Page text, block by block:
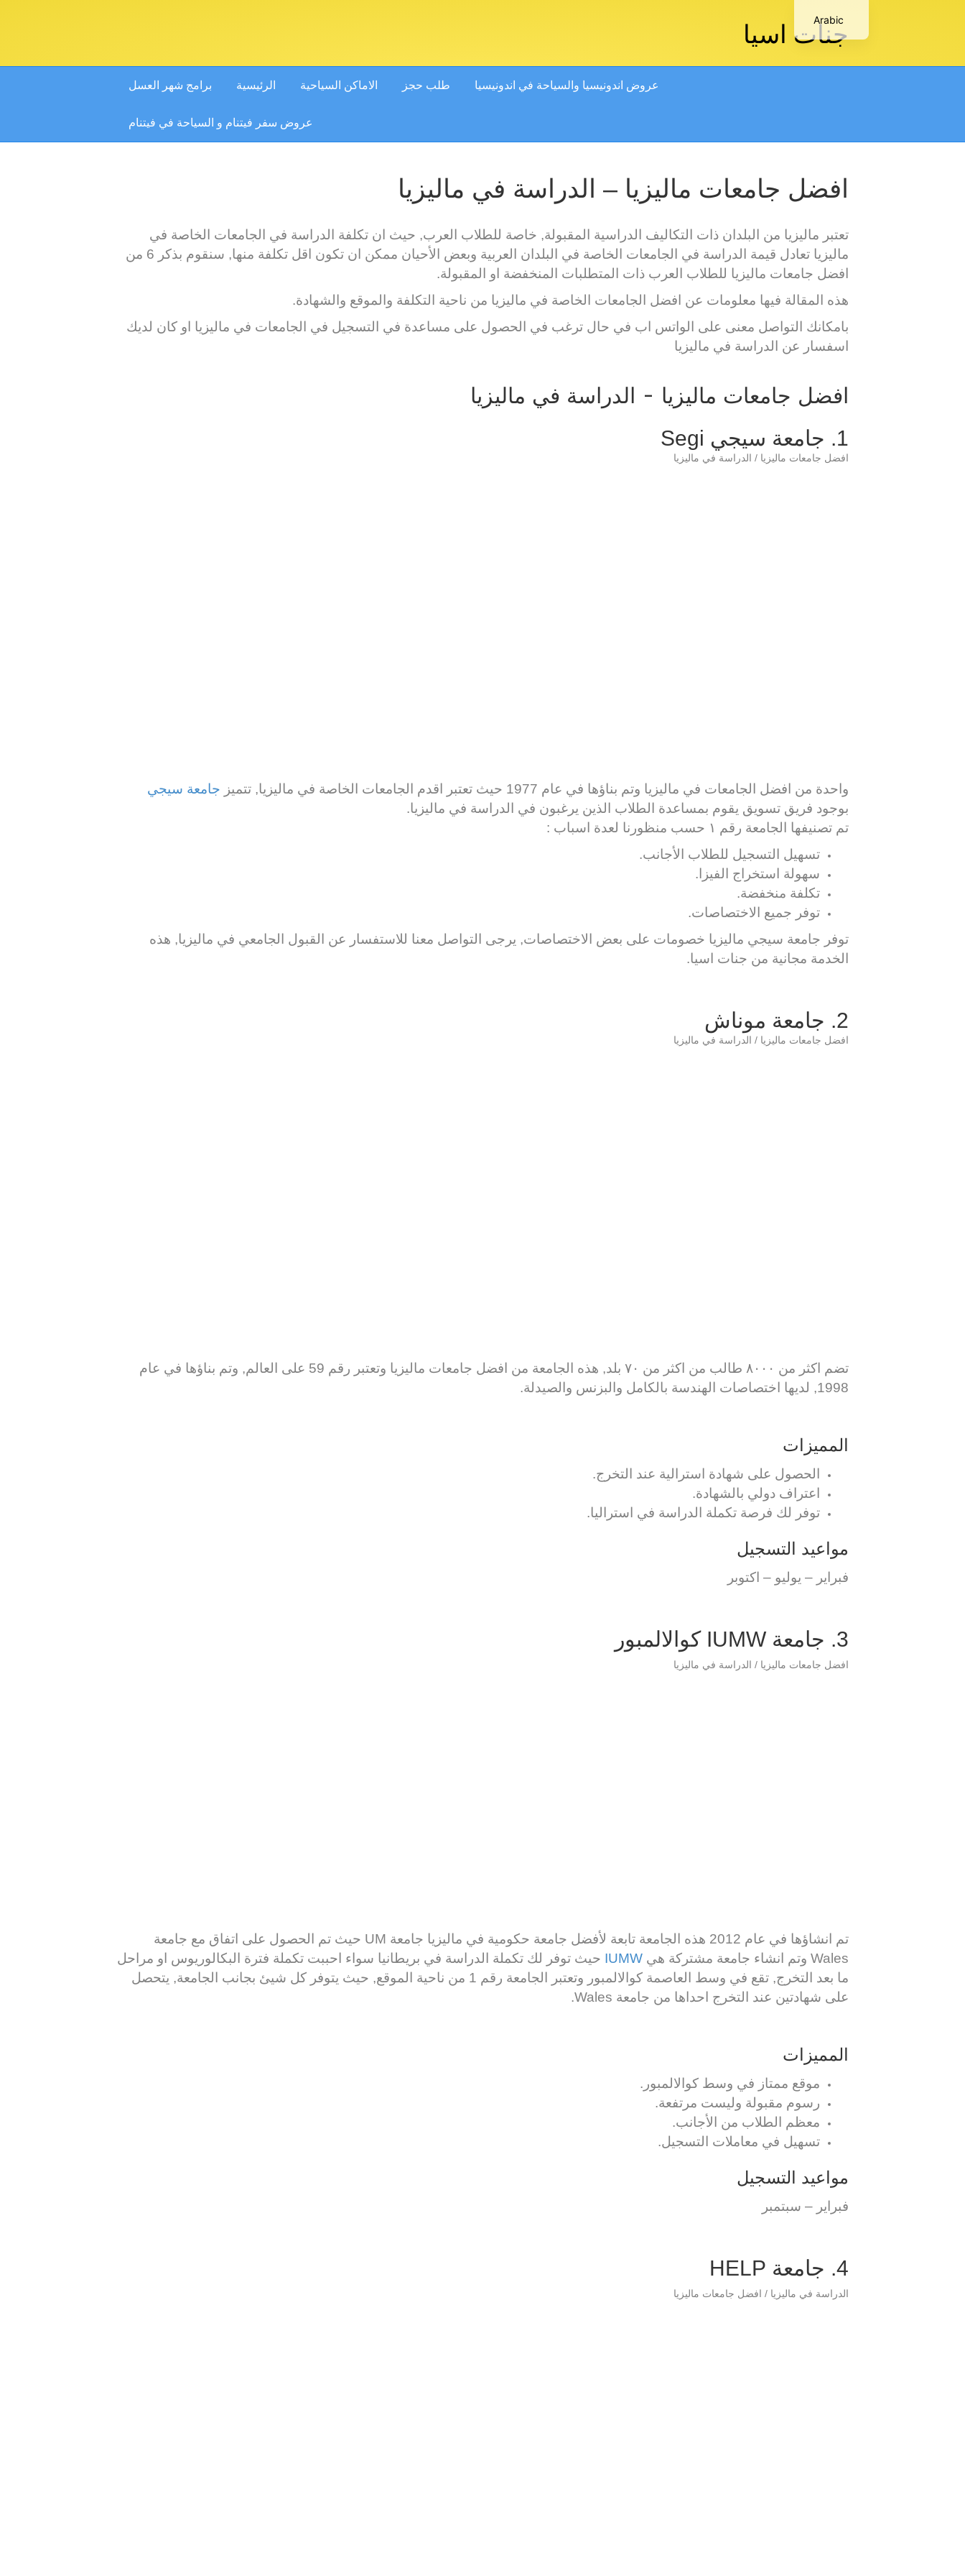
جنات اسيا
برامج شهر العسل الرئيسية الاماكن السياحية طلب حجز عروض اندونيسيا والسياحة في اندونيسيا
عروض سفر فيتنام و السياحة في فيتنام
افضل جامعات ماليزيا – الدراسة في ماليزيا
تعتبر ماليزيا من البلدان ذات التكاليف الدراسية المقبولة, خاصة للطلاب العرب, حيث ان تكلفة الدراسة في الجامعات الخاصة في
ماليزيا تعادل قيمة الدراسة في الجامعات الخاصة في البلدان العربية وبعض الأحيان ممكن ان تكون اقل تكلفة منها, سنقوم بذكر 6 من
افضل جامعات ماليزيا للطلاب العرب ذات المتطلبات المنخفضة او المقبولة.
هذه المقالة فيها معلومات عن افضل الجامعات الخاصة في ماليزيا من ناحية التكلفة والموقع والشهادة.
بامكانك التواصل معنى على الواتس اب في حال ترغب في الحصول على مساعدة في التسجيل في الجامعات في ماليزيا او كان لديك
اسفسار عن الدراسة في ماليزيا
افضل جامعات ماليزيا - الدراسة في ماليزيا
1. جامعة سيجي Segi
افضل جامعات ماليزيا / الدراسة في ماليزيا
واحدة من افضل الجامعات في ماليزيا وتم بناؤها في عام 1977 حيث تعتبر اقدم الجامعات الخاصة في ماليزيا, تتميز
جامعة سيجي
بوجود فريق تسويق يقوم بمساعدة الطلاب الذين يرغبون في الدراسة في ماليزيا.
تم تصنيفها الجامعة رقم ١ حسب منظورنا لعدة اسباب :
تسهيل التسجيل للطلاب الأجانب.
سهولة استخراج الفيزا.
تكلفة منخفضة.
توفر جميع الاختصاصات.
توفر جامعة سيجي ماليزيا خصومات على بعض الاختصاصات, يرجى التواصل معنا للاستفسار عن القبول الجامعي في ماليزيا, هذه
الخدمة مجانية من جنات اسيا.
2. جامعة موناش
افضل جامعات ماليزيا / الدراسة في ماليزيا
تضم اكثر من ٨٠٠٠ طالب من اكثر من ٧٠ بلد, هذه الجامعة من افضل جامعات ماليزيا وتعتبر رقم 59 على العالم, وتم بناؤها في عام
1998, لديها اختصاصات الهندسة بالكامل والبزنس والصيدلة.
المميزات
الحصول على شهادة استرالية عند التخرج.
اعتراف دولي بالشهادة.
توفر لك فرصة تكملة الدراسة في استراليا.
مواعيد التسجيل
فبراير – يوليو – اكتوبر
3. جامعة IUMW كوالالمبور
افضل جامعات ماليزيا / الدراسة في ماليزيا
تم انشاؤها في عام 2012 هذه الجامعة تابعة لأفضل جامعة حكومية في ماليزيا جامعة UM حيث تم الحصول على اتفاق مع جامعة
Wales وتم انشاء جامعة مشتركة هي
IUMW حيث توفر لك تكملة الدراسة في بريطانيا سواء احببت تكملة فترة البكالوريوس او مراحل
ما بعد التخرج, تقع في وسط العاصمة كوالالمبور وتعتبر الجامعة رقم 1 من ناحية الموقع, حيث يتوفر كل شيئ بجانب الجامعة, يتحصل
على شهادتين عند التخرج احداها من جامعة Wales.
المميزات
موقع ممتاز في وسط كوالالمبور.
رسوم مقبولة وليست مرتفعة.
معظم الطلاب من الأجانب.
تسهيل في معاملات التسجيل.
مواعيد التسجيل
فبراير – سبتمبر
4. جامعة HELP
الدراسة في ماليزيا / افضل جامعات ماليزيا
Arabic